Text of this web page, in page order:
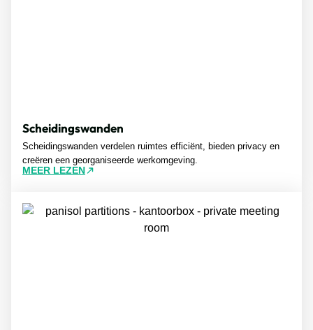
Scheidingswanden
Scheidingswanden verdelen ruimtes efficiënt, bieden privacy en
creëren een georganiseerde werkomgeving.
MEER LEZEN